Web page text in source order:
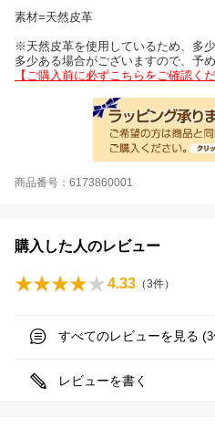
素材=天然皮革
※天然皮革を使用しているため、多
多少ある場合がございますので、予
【ご購入前に必ずこちらをご確認く
商品番号：6173860001
購入した人のレビュー
4.33 （3件）
すべてのレビューを見る (3
レビューを書く